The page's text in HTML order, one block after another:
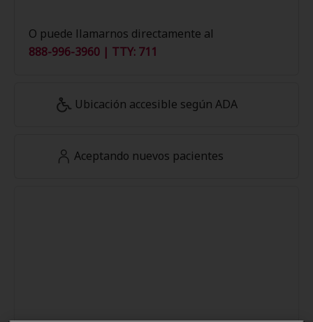
O puede llamarnos directamente al
888-996-3960 | TTY: 711
Ubicación accesible según ADA
Aceptando nuevos pacientes